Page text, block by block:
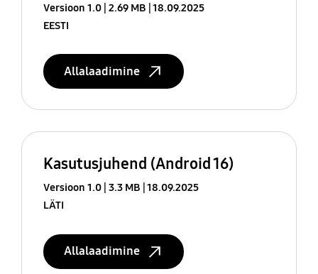
Versioon 1.0 2.69 MB 18.09.2025
EESTI
Allalaadimine
Kasutusjuhend (Android 16)
Versioon 1.0 3.3 MB 18.09.2025
LÄTI
Allalaadimine